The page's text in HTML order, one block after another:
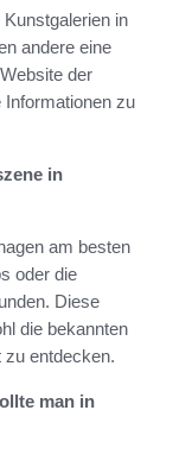
in
andere eine
der
Informationen zu
in
am besten
oder die
Diese
die bekannten
zu entdecken.
man in